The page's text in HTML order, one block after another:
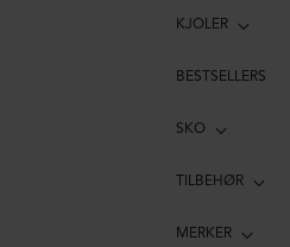
KJOLER
BESTSELLERS
SKO
TILBEHØR
MERKER